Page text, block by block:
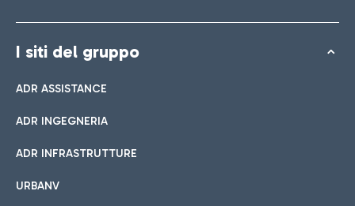
I siti del gruppo
ADR ASSISTANCE
ADR INGEGNERIA
ADR INFRASTRUTTURE
URBANV